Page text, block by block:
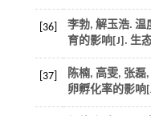
[36]
李勃, 解玉浩. 温
育的影响[J]. 生
[37]
陈楠, 高雯, 张
卵孵化率的影响